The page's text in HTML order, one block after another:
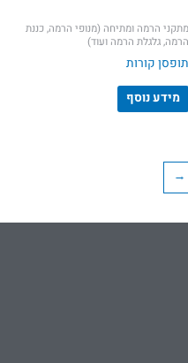
מתקני הרמה ומתיחה (מנופי הרמה, כננת
הרמה, גלגלת הרמה ועוד)
תופסן קורות
מידע נוסף
←